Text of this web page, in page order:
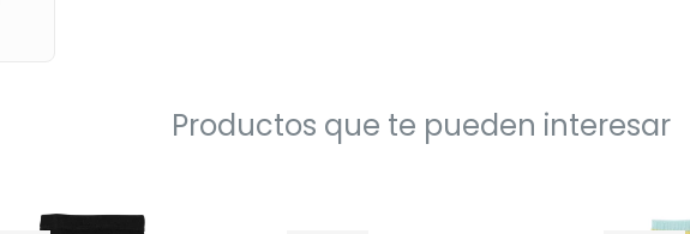
Productos que te pueden interesar